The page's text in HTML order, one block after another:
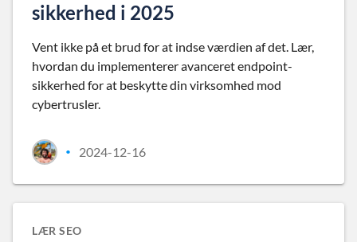
sikkerhed i 2025
Vent ikke på et brud for at indse værdien af det. Lær,
hvordan du implementerer avanceret endpoint-
sikkerhed for at beskytte din virksomhed mod
cybertrusler.
• 2024-12-16
LÆR SEO